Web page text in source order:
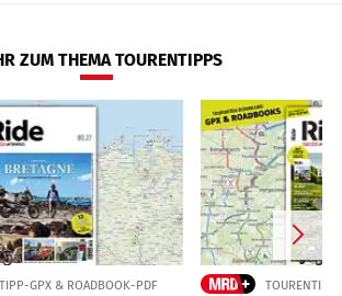
ZUM THEMA TOURENTIPPS
GPX & ROADBOOK-PDF